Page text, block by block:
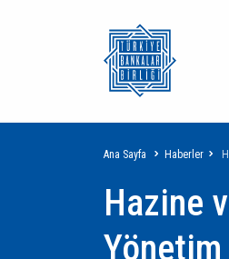
Sayfa
yolu
Ana Sayfa Haberler
Hazine